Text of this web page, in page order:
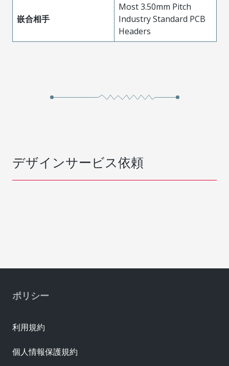
嵌合相手
Most 3.50mm Pitch
Industry Standard PCB
Headers
デザインサービス依頼
ポリシー
利用規約
個人情報保護規約